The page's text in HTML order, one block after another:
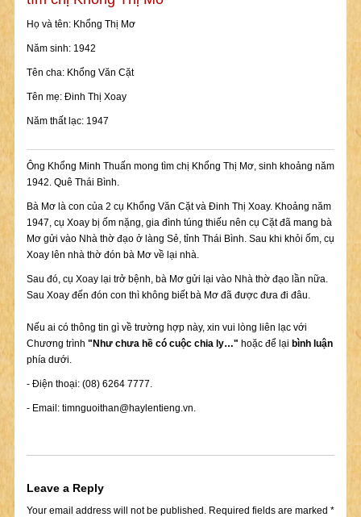
Họ và tên: Khổng Thị Mơ
Năm sinh: 1942
Tên cha: Khổng Văn Cặt
Tên mẹ: Đinh Thị Xoay
Năm thất lạc: 1947
Ông Khổng Minh Thuấn mong tìm chị Khổng Thị Mơ, sinh khoảng năm
1942. Quê Thái Bình.
Bà Mơ là con của 2 cụ Khổng Văn Cặt và Đinh Thị Xoay. Khoảng năm
1947, cụ Xoay bị ốm nặng, gia đình túng thiếu nên cụ Cặt đã mang bà
Mơ gửi vào Nhà thờ đạo ở làng Sẻ, tỉnh Thái Bình. Sau khi khỏi ốm, cụ
Xoay lên nhà thờ đón bà Mơ về lại nhà.
Sau đó, cụ Xoay lại trở bệnh, bà Mơ gửi lại vào Nhà thờ đạo lần nữa.
Sau Xoay đến đón con thì không biết bà Mơ đã được đưa đi đâu.
Nếu ai có thông tin gì về trường hợp này, xin vui lòng liên lạc với
Chương trình "Như chưa hề có cuộc chia ly…" hoặc để lại bình luận
phía dưới.
- Điện thoại: (08) 6264 7777.
- Email: timnguoithan@haylentieng.vn.
Leave a Reply
Your email address will not be published.Required fields are marked *